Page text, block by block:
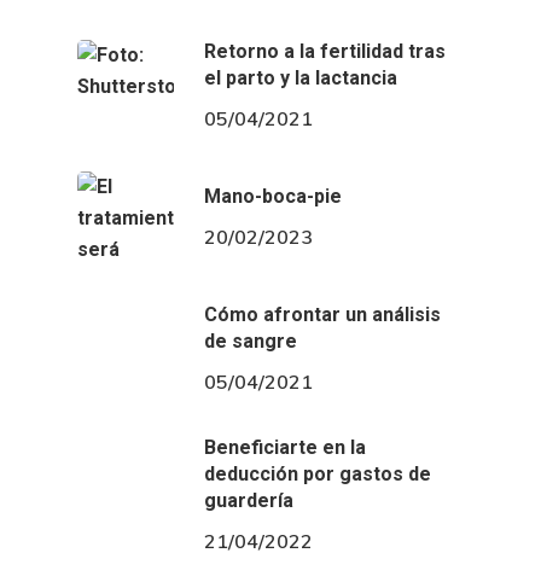
Retorno a la fertilidad tras
el parto y la lactancia
05/04/2021
Mano-boca-pie
20/02/2023
Cómo afrontar un análisis
de sangre
05/04/2021
Beneficiarte en la
deducción por gastos de
guardería
21/04/2022